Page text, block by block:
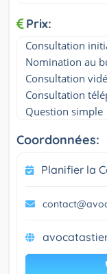
Prix:
Consultation
Nomination au
Consultation
Consultation
Question simple
Coordonnées:
Planifier la